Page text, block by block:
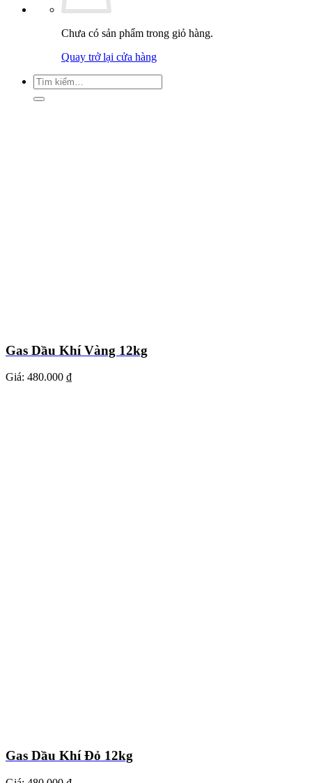
Chưa có sản phẩm trong giỏ hàng.
Quay trở lại cửa hàng
Tìm
kiếm:
Gas Dầu Khí Vàng 12kg
Giá: 480.000 ₫
Gas Dầu Khí Đỏ 12kg